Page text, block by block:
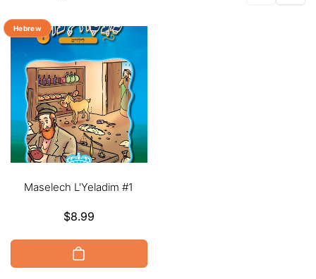
Hebrew
Maselech L'Yeladim #1
Regular
$8.99